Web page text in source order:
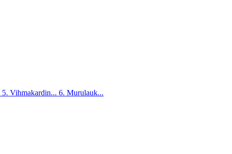
5. Vihmakardin... 6. Murulauk...